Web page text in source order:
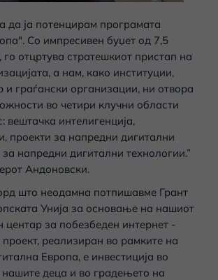
да ја потенцирам програмата
Со импресивен буџет од 7,5
го отцртува стратешкиот пристап на
а нам, како институции,
и граѓански организации, ни отвора
во четири клучни области
вештачка интелигенција,
проекти за напредни дигитални
напредни дигитални технологии.”
Андоновски.
што неодамна потпишавме Грант
Унија за основање на нашиот
за побезбеден интернет -
проект, реализиран во рамките на
Европа, е инвестиција во
нашите деца и во градењето на